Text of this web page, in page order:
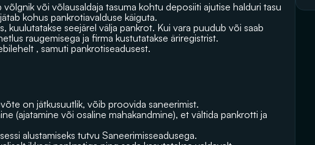
või võlausaldaja tasuma kohtu deposiiti ajutise halduri tasu
kohus pankrotiavalduse käiguta.
kuulutatakse seejärel välja pankrot. Kui vara puudub või saab
raugemisega ja firma kustutatakse äriregistrist.
, samuti pankrotiseadusest.
on jätkusuutlik, võib proovida saneerimist.
(ajatamine või osaline mahakandmine), et vältida pankrotti ja
alustamiseks tutvu Saneerimisseadusega.